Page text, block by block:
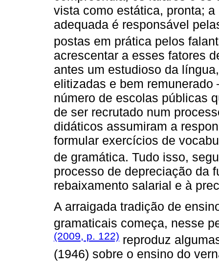
vista como estática, pronta;
adequada é responsável
postas em prática pelos
acrescentar a esses fatores
antes um estudioso da
elitizadas e bem
número de escolas públicas
de ser recrutado num
didáticos assumiram a
formular exercícios de
de gramática. Tudo isso,
processo de depreciação da
rebaixamento salarial e à
A arraigada tradição de
gramaticais começa, nesse
(2009, p. 122) reproduz
(1946) sobre o ensino do